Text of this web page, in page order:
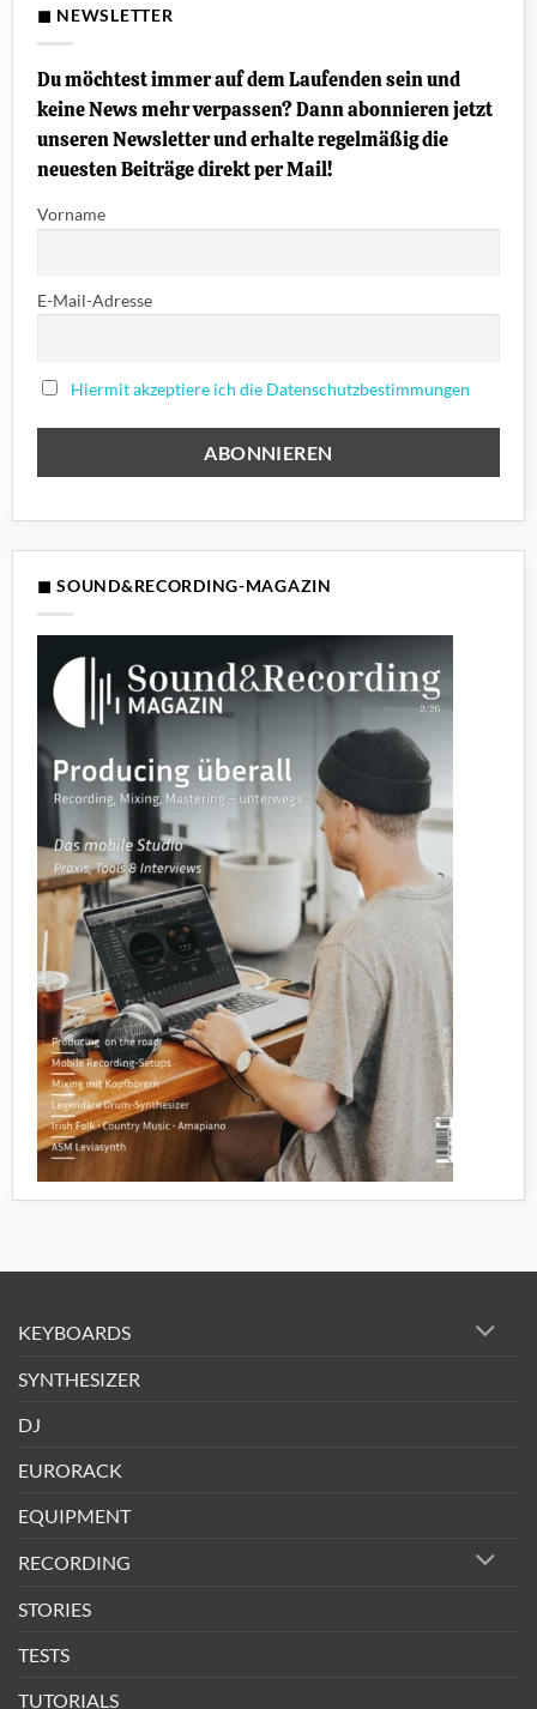
Chord-
erklärt
◼ NEWSLETTER
Du möchtest immer auf dem Laufenden sein und
keine News mehr verpassen? Dann abonnieren jetzt
unseren Newsletter und erhalte regelmäßig die
neuesten Beiträge direkt per Mail!
Vorname
E-Mail-Adresse
Hiermit akzeptiere ich die Datenschutzbestimmungen
◼ SOUND&RECORDING-MAGAZIN
KEYBOARDS
SYNTHESIZER
DJ
EURORACK
EQUIPMENT
RECORDING
STORIES
TESTS
TUTORIALS